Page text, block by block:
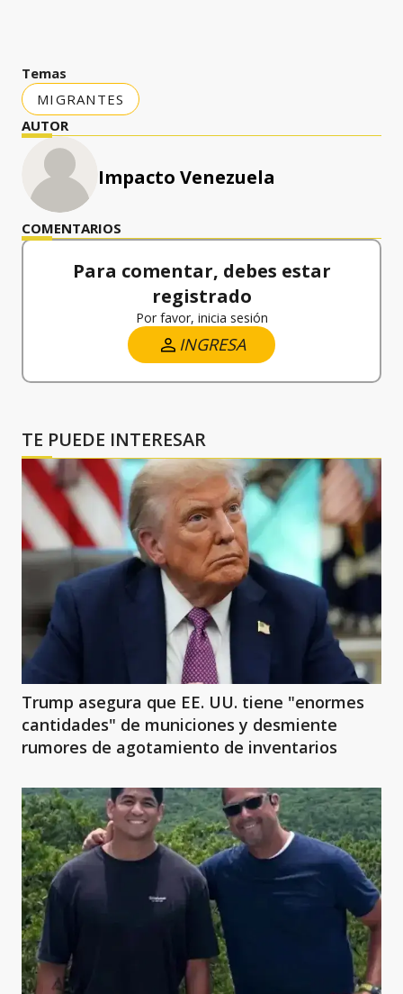
Temas
MIGRANTES
AUTOR
Impacto Venezuela
COMENTARIOS
Para comentar, debes estar
registrado
Por favor, inicia sesión
INGRESA
TE PUEDE INTERESAR
Trump asegura que EE. UU. tiene "enormes
cantidades" de municiones y desmiente
rumores de agotamiento de inventarios